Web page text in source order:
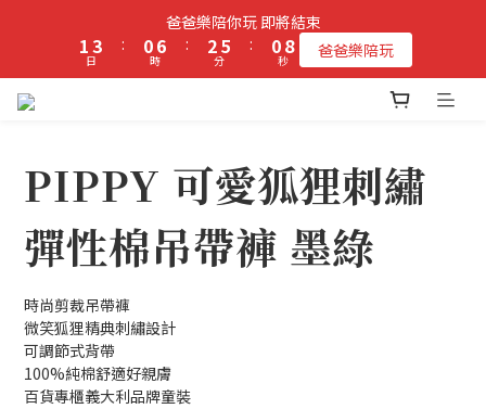
立即加入PIPPY會員即贈$100元購物金!
爸爸樂陪你玩 即將結束
1
0
3
2
日
:
06
5
1
時
:
3
2
1
6
5
4
0
分
:
1
0
9
8
7
3
2
1
秒 爸爸樂陪玩
PIPPY 可愛狐狸刺繡
彈性棉吊帶褲 墨綠
時尚剪裁吊帶褲
微笑狐狸精典刺繡設計
可調節式背帶
100%純棉舒適好親膚
百貨專櫃義大利品牌童裝